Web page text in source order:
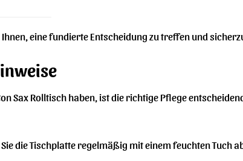
eine fundierte Entscheidung zu treffen und
Sax Rolltisch haben, ist die richtige Pflege
die Tischplatte regelmäßig mit einem feuchten Tuch